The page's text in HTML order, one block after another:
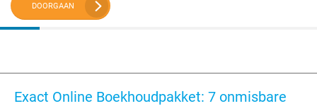
DOORGAAN
Exact Online Boekhoudpakket: 7 onmisbare